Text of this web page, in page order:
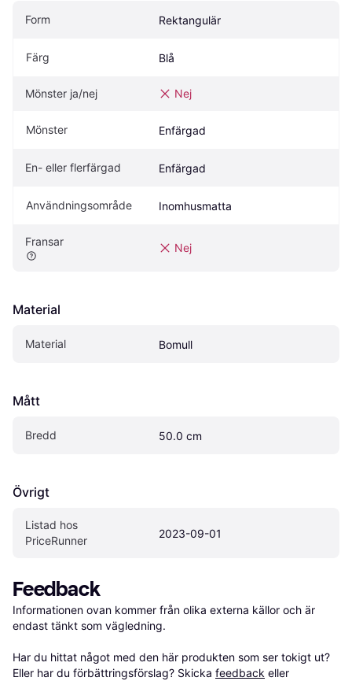
Form Rektangulär
Färg Blå
Mönster ja/nej Nej
Mönster Enfärgad
En- eller flerfärgad Enfärgad
Användningsområde Inomhusmatta
Fransar Nej
Material
Material Bomull
Mått
Bredd 50.0 cm
Övrigt
Listad hos
PriceRunner
2023-09-01
Feedback
Informationen ovan kommer från olika externa källor och är
endast tänkt som vägledning.
Har du hittat något med den här produkten som ser tokigt ut?
Eller har du förbättringsförslag? Skicka feedback eller